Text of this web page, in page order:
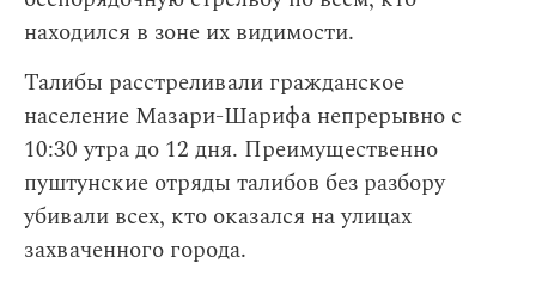
находился в зоне их видимости.
Талибы расстреливали гражданское
население Мазари-Шарифа непрерывно с
10:30 утра до 12 дня. Преимущественно
пуштунские отряды талибов без разбору
убивали всех, кто оказался на улицах
захваченного города.